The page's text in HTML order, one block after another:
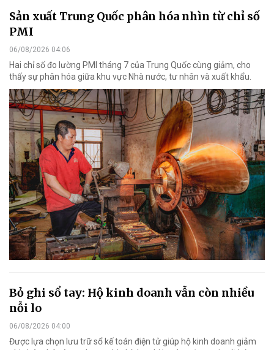
Sản xuất Trung Quốc phân hóa nhìn từ chỉ số
PMI
06/08/2026 04:06
Hai chỉ số đo lường PMI tháng 7 của Trung Quốc cùng giảm, cho
thấy sự phân hóa giữa khu vực Nhà nước, tư nhân và xuất khẩu.
Bỏ ghi sổ tay: Hộ kinh doanh vẫn còn nhiều
nỗi lo
06/08/2026 04:00
Được lựa chọn lưu trữ sổ kế toán điện tử giúp hộ kinh doanh giảm